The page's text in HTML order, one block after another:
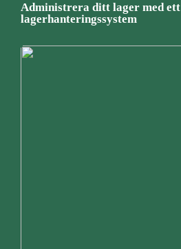
Administrera ditt lager med ett
lagerhanteringssystem